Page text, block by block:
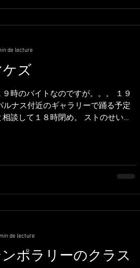
ズ
時のバイトなのですが。。。 １９
ルナス付近のギャラリーで踊る予定
談して１８時閉め。 ストのせいで
de lecture
ポラリーのクラス
de lecture